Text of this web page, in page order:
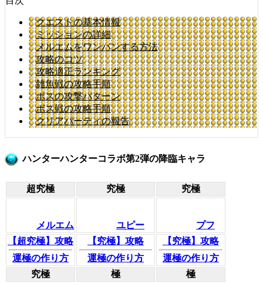
クエストの基本情報
ミッションの詳細
メルエムをワンパンする方法
攻略のコツ
攻略適正ランキング
雑魚戦の攻略手順
ボスの攻撃パターン
ボス戦の攻略手順
クリアパーティの報告
ハンターハンターコラボ第2弾の降臨キャラ
超究極 究極 究極
メルエム ユピー
プフ
【超究極】攻略
運極の作り方
【究極】攻略
運極の作り方
【究極】攻略
運極の作り方
究極
極 極